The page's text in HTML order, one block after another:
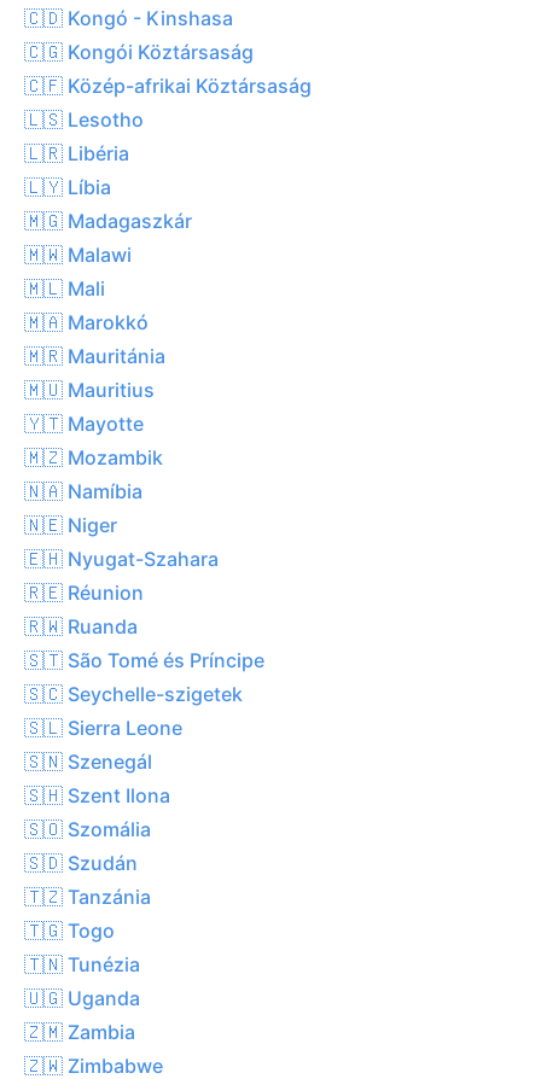
🇨🇩 Kongó - Kinshasa
🇨🇬 Kongói Köztársaság
🇨🇫 Közép-afrikai Köztársaság
🇱🇸 Lesotho
🇱🇷 Libéria
🇱🇾 Líbia
🇲🇬 Madagaszkár
🇲🇼 Malawi
🇲🇱 Mali
🇲🇦 Marokkó
🇲🇷 Mauritánia
🇲🇺 Mauritius
🇾🇹 Mayotte
🇲🇿 Mozambik
🇳🇦 Namíbia
🇳🇪 Niger
🇪🇭 Nyugat-Szahara
🇷🇪 Réunion
🇷🇼 Ruanda
🇸🇹 São Tomé és Príncipe
🇸🇨 Seychelle-szigetek
🇸🇱 Sierra Leone
🇸🇳 Szenegál
🇸🇭 Szent Ilona
🇸🇴 Szomália
🇸🇩 Szudán
🇹🇿 Tanzánia
🇹🇬 Togo
🇹🇳 Tunézia
🇺🇬 Uganda
🇿🇲 Zambia
🇿🇼 Zimbabwe